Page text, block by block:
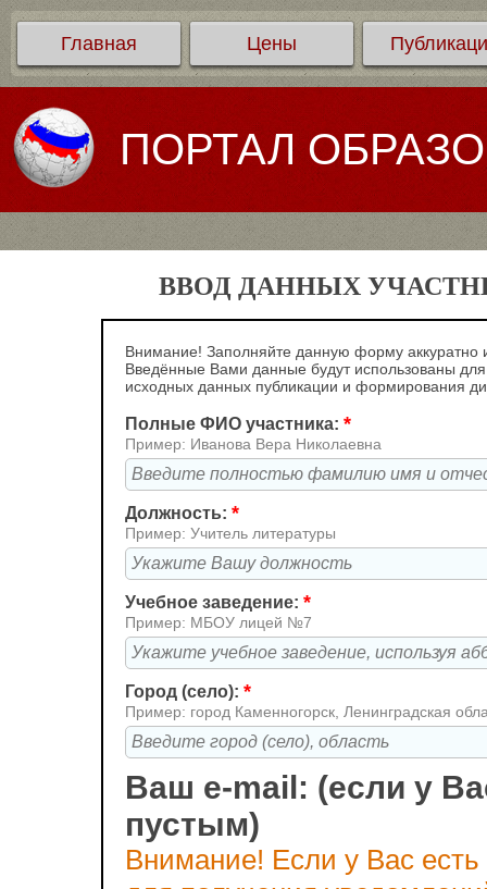
Главная Цены
ПОРТАЛ
ВВОД ДАННЫХ
Внимание! Заполняйте данную форму аккуратно
Введённые Вами данные будут использованы
исходных данных публикации и формирования
Полные ФИО участника: *
Пример: Иванова Вера Николаевна
Должность: *
Пример: Учитель литературы
Учебное заведение: *
Пример: МБОУ лицей №7
Город (село): *
Пример: город Каменногорск, Ленинградская
Ваш e-mail: (если у
пустым)
Внимание! Если у Вас